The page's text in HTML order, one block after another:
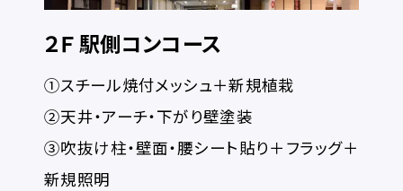
２Ｆ 駅側コンコース
①スチール焼付メッシュ＋新規植栽
②天井・アーチ・下がり壁塗装
③吹抜け柱・壁面・腰シート貼り＋フラッグ＋
新規照明